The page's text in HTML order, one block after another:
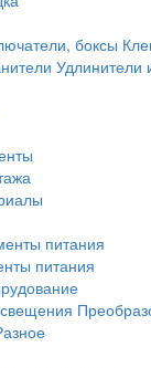
боксы
Удлинители
питания
питания